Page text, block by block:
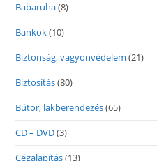
Babaruha(8)
Bankok(10)
Biztonság, vagyonvédelem (21)
Biztosítás(80)
Bútor, lakberendezés(65)
CD – DVD(3)
Cégalapítás(13)